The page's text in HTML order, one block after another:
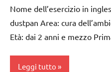
DIDATTICA
MONTESSORI
TUTTI GLI
PER ETA'
Nome dell’esercizio in
dustpan Area: cura
Età: dai 2 anni e mezzo
Leggi tutto